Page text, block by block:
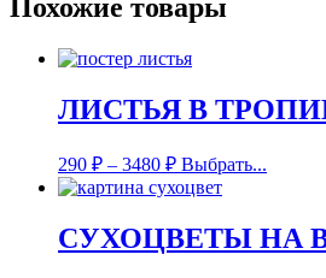
Похожие товары
ЛИСТЬЯ В
290 ₽ – 3480 ₽ Выбрать...
СУХОЦВЕТЫ НА